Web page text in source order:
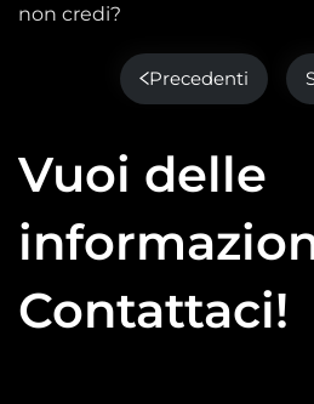
non credi?
Precedenti
Vuoi delle
Contattaci!